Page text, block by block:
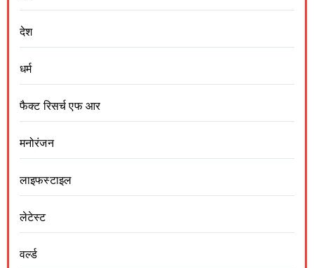
देश
धर्म
फैक्ट रिसर्च एफ आर
मनोरंजन
लाइफस्टाइल
लेटेस्ट
वर्ल्ड